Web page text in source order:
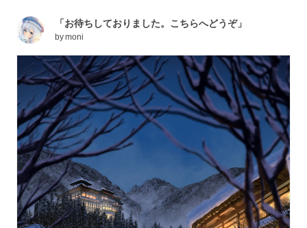
「お待ちしておりました。こちらへどうぞ」
bymoni